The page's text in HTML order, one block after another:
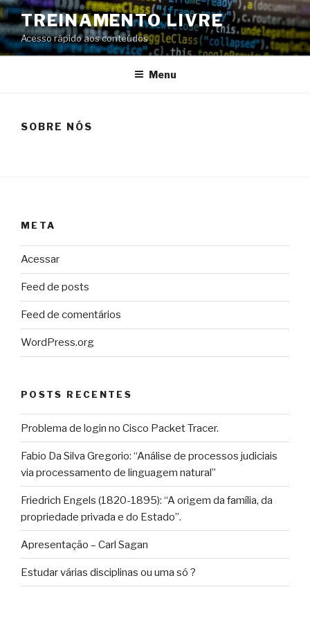
Pular
para
o
conteúdo
TREINAMENTO LIVRE
Acesso rápido aos conteúdos
Menu
SOBRE NÓS
META
Acessar
Feed de posts
Feed de comentários
WordPress.org
POSTS RECENTES
Problema de login no Cisco Packet Tracer.
Fabio Da Silva Gregorio: “Análise de processos judiciais
via processamento de linguagem natural”
Friedrich Engels (1820-1895): “A origem da família, da
propriedade privada e do Estado”.
Apresentação – Carl Sagan
Estudar várias disciplinas ou uma só ?